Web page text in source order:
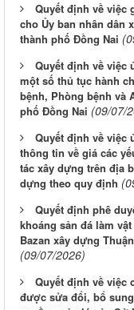
Quyết định về việc
cho Ủy ban nhân dân
thành phố Đồng Nai
Quyết định về việc
một số thủ tục hành
bệnh, Phòng bệnh và
phố Đồng Nai (09/07/
Quyết định về việc
thông tin về giá các
tác xây dựng trên địa
dựng theo quy định
Quyết định phê
khoáng sản đá làm
Bazan xây dựng
(09/07/2026)
Quyết định về việc
được sửa đổi, bổ